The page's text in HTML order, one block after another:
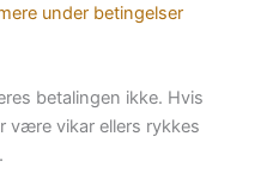
under betingelser
betalingen ikke. Hvis
være vikar ellers rykkes